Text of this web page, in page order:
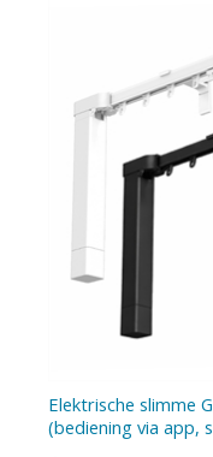
Elektrische slimme
(bediening via app,